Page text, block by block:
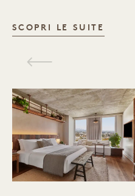
SCOPRI LE SUITE